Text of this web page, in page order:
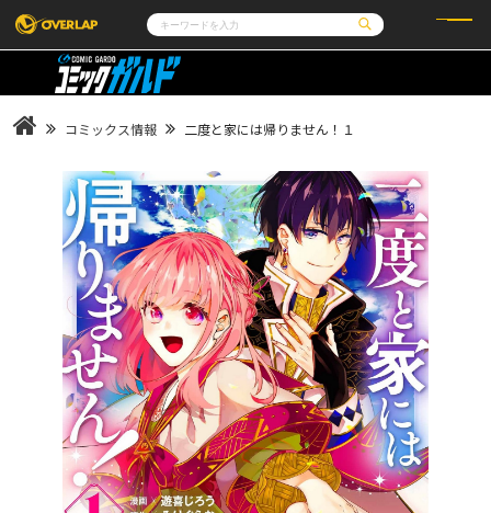
コミック
LiQulle
ライトノベル
ノベルスf
ポケットモンスター
アニメ
ゲーム
オーバーラップ広報室
企業
会社概要
採用情報
アクセス
オーバーラップホールディングス
お問い合わせはこちら
オーバーラップ文庫
オーバーラップノベルス
オーバーラップノベルスf
コミックス情報 二度と家には帰りません！１